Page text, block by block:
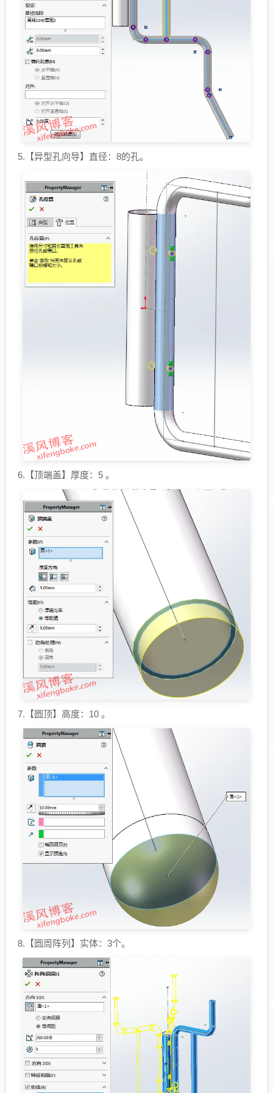
5.【异型孔向导】直径：8的孔。
6.【顶端盖】厚度：5 。
7.【圆顶】高度：10 。
8.【圆周阵列】实体：3个。